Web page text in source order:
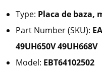
Type: Placa de baza,
Part Number (SKU):
49UH650V 49UH668V
Model: EBT64102502